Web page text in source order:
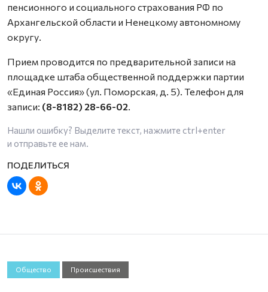
пенсионного и социального страхования РФ по
Архангельской области и Ненецкому автономному
округу.
Прием проводится по предварительной записи на
площадке штаба общественной поддержки партии
«Единая Россия» (ул. Поморская, д. 5). Телефон для
записи: (8-8182) 28-66-02.
Нашли ошибку? Выделите текст, нажмите ctrl+enter
и отправьте ее нам.
Общество Происшествия